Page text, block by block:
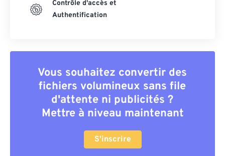
Contrôle d'accès et
Authentification
Vous souhaitez convertir des
fichiers volumineux sans file
d'attente ni publicités ?
Mettre à niveau maintenant
S'inscrire